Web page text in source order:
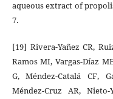
aqueous extract of
7.
[19] Rivera-Yañez CR,
Ramos MI, Vargas-Díaz
G, Méndez-Catalá CF,
Méndez-Cruz AR,